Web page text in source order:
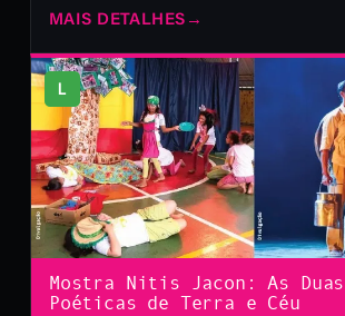
MAIS DETALHES →
L
Mostra Nitis Jacon: As
Poéticas de Terra e Céu